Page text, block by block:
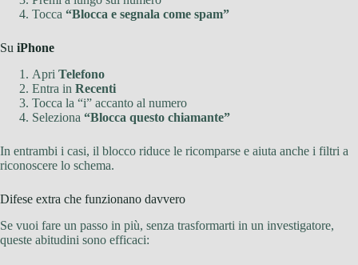
Tocca “Blocca e segnala come spam”
Su iPhone
Apri Telefono
Entra in Recenti
Tocca la “i” accanto al numero
Seleziona “Blocca questo chiamante”
In entrambi i casi, il blocco riduce le ricomparse e aiuta anche i filtri a
riconoscere lo schema.
Difese extra che funzionano davvero
Se vuoi fare un passo in più, senza trasformarti in un investigatore,
queste abitudini sono efficaci: